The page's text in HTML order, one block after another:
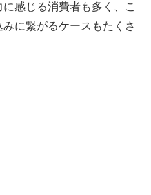
感じる消費者も多く、こ
に繋がるケースもたくさ